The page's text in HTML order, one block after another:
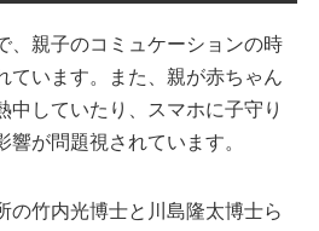
、親子のコミュケーションの時
ています。また、親が赤ちゃん
中していたり、スマホに子守り
響が問題視されています。
の竹内光博士と川島隆太博士ら